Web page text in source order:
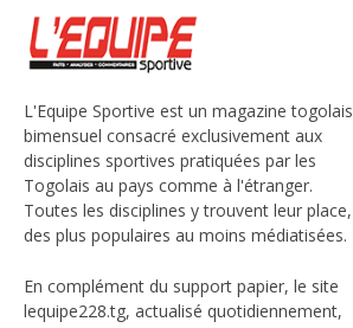
L'Equipe Sportive est un magazine togolais
bimensuel consacré exclusivement aux
disciplines sportives pratiquées par les
Togolais au pays comme à l'étranger.
Toutes les disciplines y trouvent leur place,
des plus populaires au moins médiatisées.
En complément du support papier, le site
lequipe228.tg, actualisé quotidiennement,